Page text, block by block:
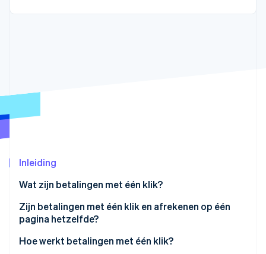
Online identiteitsverificatie
Stripe Sessions 2026
Nu bekijken
dienstverlening
Inleiding
Wat zijn betalingen met één klik?
Zijn betalingen met één klik en afrekenen op één
pagina hetzelfde?
Hoe ze met elkaar omgaan
Hoe werkt betalingen met één klik?